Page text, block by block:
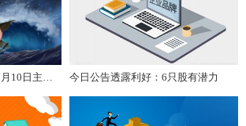
今日公告透露利好：6只股有潜力